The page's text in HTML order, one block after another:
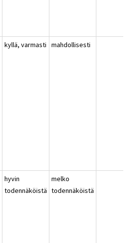
kyllä, varmasti mahdollisesti
hyvin
todennäköistä
melko
todennäköistä